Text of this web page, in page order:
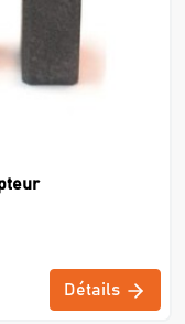
Détails